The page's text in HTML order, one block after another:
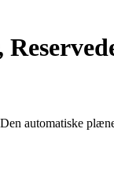
automatiske